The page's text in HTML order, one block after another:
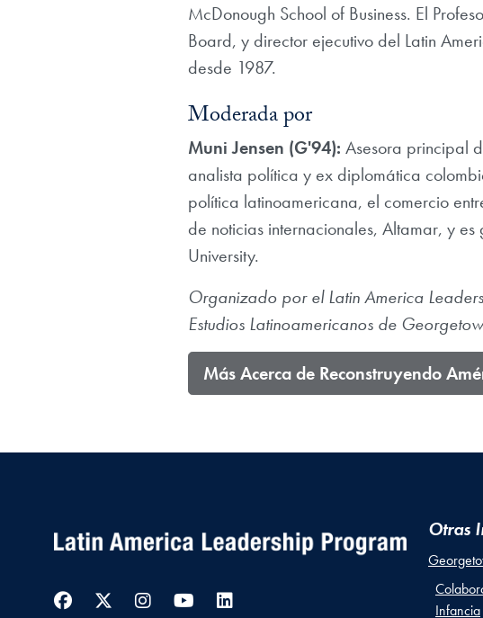
McDonough School of Business. El
Board, y director ejecutivo del Latin
desde 1987.
Moderada por
Muni Jensen (G'94): Asesora principal
analista política y ex diplomática
política latinoamericana, el comercio
de noticias internacionales, Altamar, y
University.
Organizado por el Latin America
Estudios Latinoamericanos de
Más Acerca de Reconstruyendo
Facebook
Twitter
Instagram
YouTube
Otras
Infancia